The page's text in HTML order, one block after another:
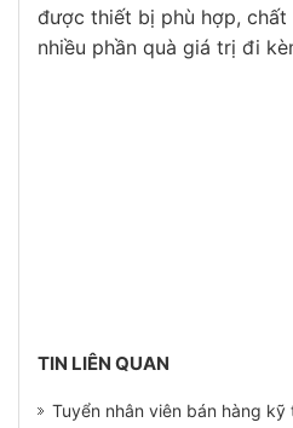
được thiết bị phù hợp,
nhiều phần quà giá trị đi
TIN LIÊN QUAN
Tuyển nhân viên bán hàng kỹ